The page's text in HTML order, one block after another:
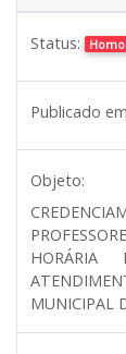
Status:
Publicado
Objeto:
HORÁRIA
MUNICIPAL